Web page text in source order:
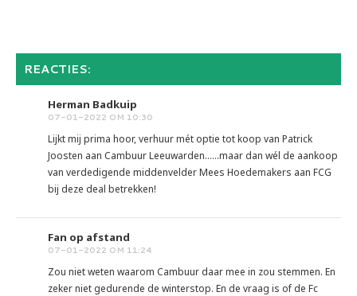
REACTIES:
Herman Badkuip
07-01-2022 OM 10:30
Lijkt mij prima hoor, verhuur mét optie tot koop van Patrick
Joosten aan Cambuur Leeuwarden......maar dan wél de aankoop
van verdedigende middenvelder Mees Hoedemakers aan FCG
bij deze deal betrekken!
Fan op afstand
07-01-2022 OM 11:24
Zou niet weten waarom Cambuur daar mee in zou stemmen. En
zeker niet gedurende de winterstop. En de vraag is of de Fc